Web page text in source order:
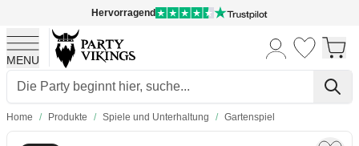
Hervorragend
MENU
Skip to Content
Home / Produkte / Spiele und Unterhaltung / Gartenspiel